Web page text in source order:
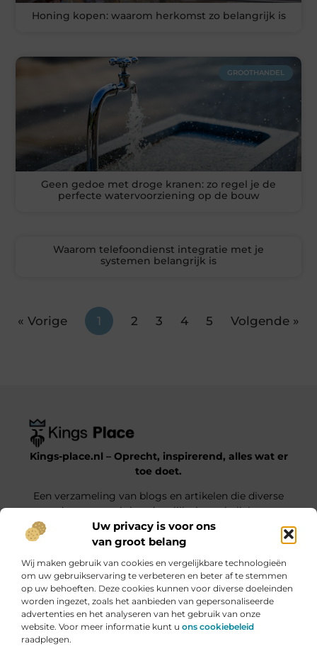
Uw privacy is voor ons
van groot belang
Wij maken gebruik van cookies en vergelijkbare technologieën
om uw gebruikservaring te verbeteren en beter af te stemmen
op uw behoeften. Deze cookies kunnen voor diverse doeleinden
worden ingezet, zoals het aanbieden van gepersonaliseerde
advertenties en het analyseren van het gebruik van onze
website. Voor meer informatie kunt u ons cookiebeleid
raadplegen.
Honing kopen: waarom herkomst zo belangrijk is
GROOTHANDEL
Geen gedoe met droge kranen: zo regel je de
perfecte watervoorziening op de bouw
Waarom telefoondienst integratie met je
systemen belangrijk is
« Vorige 1 2 3 4 5 Volgende »
Kings-place.nl – Oprecht, inspirerend, alles wat er
toe doet.
Een verzameling van blogs en artikelen die diverse
onderwerpen uit het dagelijks leven belichten.
Onze informatie
Bericht categorie